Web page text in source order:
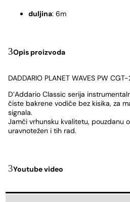
duljina: 6m
Opis proizvoda
DADDARIO PLANET WAVES PW
D’Addario Classic serija
čiste bakrene vodiče bez kisika, za
signala.
Jamči vrhunsku kvalitetu, pouzdanu
uravnotežen i tih rad.
Youtube video